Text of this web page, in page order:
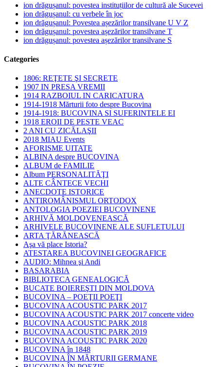
ion drăgușanul: povestea instituțiilor de cultură ale Sucevei
ion drăgușanul: cu verbele în joc
ion drăgușanul: Povestea așezărilor transilvane U V Z
ion drăgușanul: povestea așezărilor transilvane T
ion drăgușanul: povestea așezărilor transilvane S
Categories
1806: REŢETE ŞI SECRETE
1907 IN PRESA VREMII
1914 RAZBOIUL IN CARICATURA
1914-1918 Mărturii foto despre Bucovina
1914-1918: BUCOVINA SI SUFERINTELE EI
1918 EROII DE PESTE VEAC
2 ANI CU ZICĂLAŞII
2018 MIAU Events
AFORISME UITATE
ALBINA despre BUCOVINA
ALBUM de FAMILIE
Album PERSONALITĂŢI
ALTE CÂNTECE VECHI
ANECDOTE ISTORICE
ANTIROMÂNISMUL ORTODOX
ANTOLOGIA POEZIEI BUCOVINENE
ARHIVĂ MOLDOVENEASCĂ
ARHIVELE BUCOVINENE ALE SUFLETULUI
ARTA ŢĂRĂNEASCĂ
Aşa vă place Istoria?
ATESTAREA BUCOVINEI GEOGRAFICE
AUDIO: Mihnea şi Andi
BASARABIA
BIBLIOTECA GENEALOGICĂ
BUCATE BOIEREŞTI DIN MOLDOVA
BUCOVINA – POEŢII POEŢI
BUCOVINA ACOUSTIC PARK 2017
BUCOVINA ACOUSTIC PARK 2017 concerte video
BUCOVINA ACOUSTIC PARK 2018
BUCOVINA ACOUSTIC PARK 2019
BUCOVINA ACOUSTIC PARK 2020
BUCOVINA în 1848
BUCOVINA ÎN MĂRTURII GERMANE